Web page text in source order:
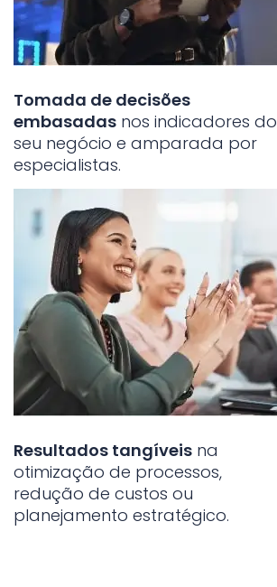
Tomada de decisões
embasadas nos indicadores do
seu negócio e amparada por
especialistas.
Resultados tangíveis na
otimização de processos,
redução de custos ou
planejamento estratégico.